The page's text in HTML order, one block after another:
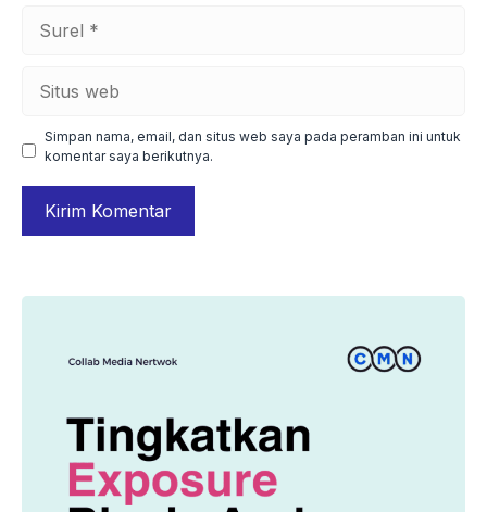
Simpan nama, email, dan situs web saya pada peramban ini untuk
komentar saya berikutnya.